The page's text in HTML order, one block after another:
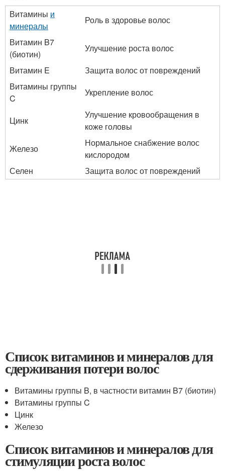
Витамины и
минералы
Роль в здоровье волос
Витамин B7
(биотин)
Улучшение роста волос
Витамин E
Защита волос от повреждений
Витамины группы
C
Укрепление волос
Цинк
Улучшение кровообращения в
коже головы
Железо
Нормальное снабжение волос
кислородом
Селен
Защита волос от повреждений
Список витаминов и минералов для
сдерживания потери волос
Витамины группы B, в частности витамин B7 (биотин)
Витамины группы C
Цинк
Железо
Список витаминов и минералов для
стимуляции роста волос